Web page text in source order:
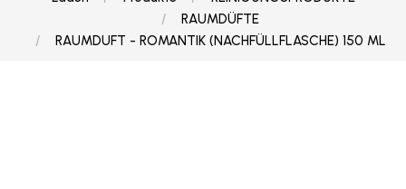
RAUMDÜFTE
RAUMDUFT - ROMANTIK (NACHFÜLLFLASCHE) 150 ML